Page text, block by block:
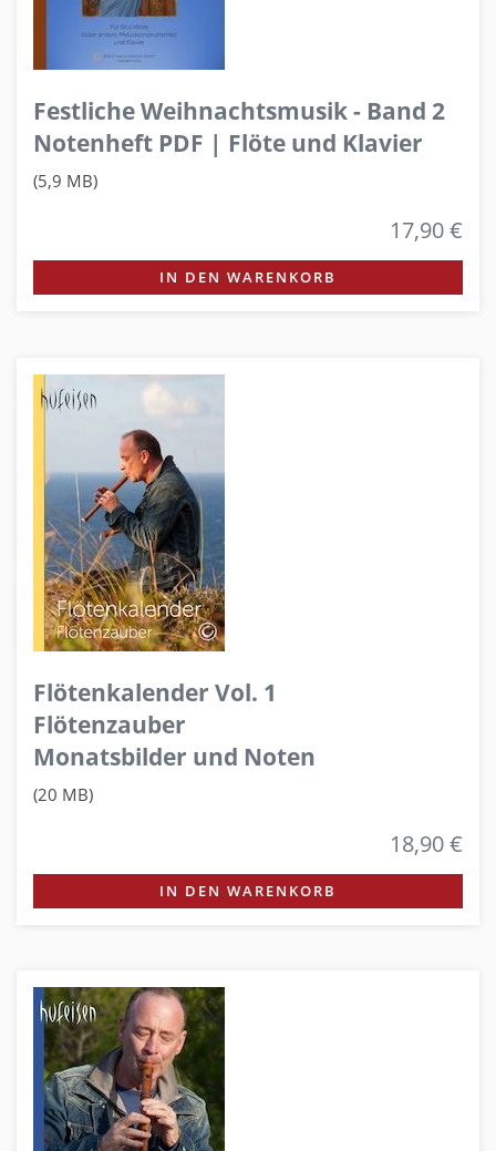
Festliche Weihnachtsmusik - Band 2
Notenheft PDF | Flöte und Klavier
(5,9 MB)
17,90 €
IN DEN WARENKORB
Flötenkalender Vol. 1
Flötenzauber
Monatsbilder und Noten
(20 MB)
18,90 €
IN DEN WARENKORB